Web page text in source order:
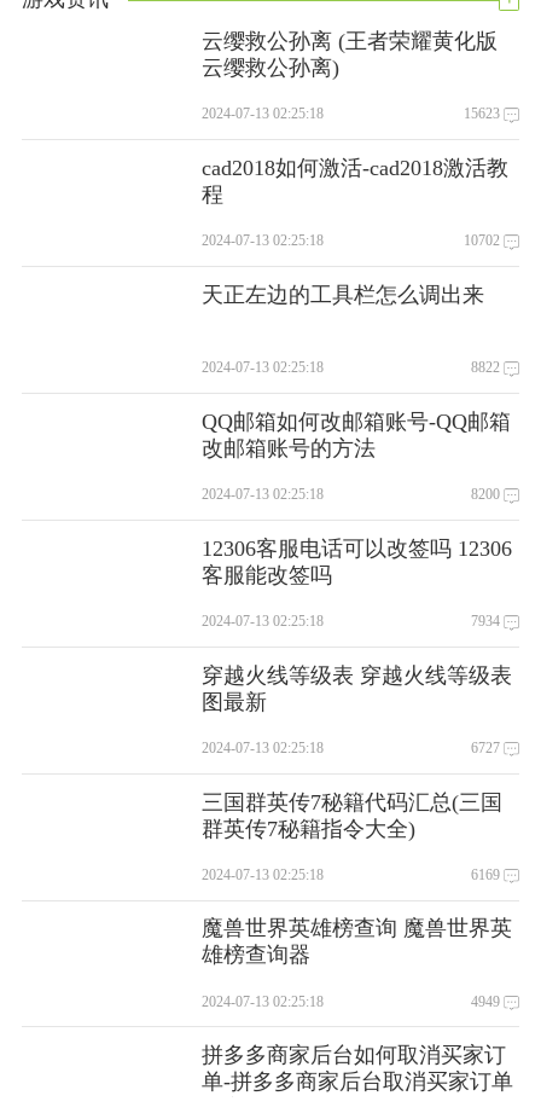
云缨救公孙离 (王者荣耀黄化版
云缨救公孙离)
2024-07-13 02:25:18 15623
cad2018如何激活-cad2018激活教
程
2024-07-13 02:25:18 10702
天正左边的工具栏怎么调出来
2024-07-13 02:25:18 8822
QQ邮箱如何改邮箱账号-QQ邮箱
改邮箱账号的方法
2024-07-13 02:25:18 8200
12306客服电话可以改签吗 12306
客服能改签吗
2024-07-13 02:25:18 7934
穿越火线等级表 穿越火线等级表
图最新
2024-07-13 02:25:18 6727
三国群英传7秘籍代码汇总(三国
群英传7秘籍指令大全)
2024-07-13 02:25:18 6169
魔兽世界英雄榜查询 魔兽世界英
雄榜查询器
2024-07-13 02:25:18 4949
拼多多商家后台如何取消买家订
单-拼多多商家后台取消买家订单